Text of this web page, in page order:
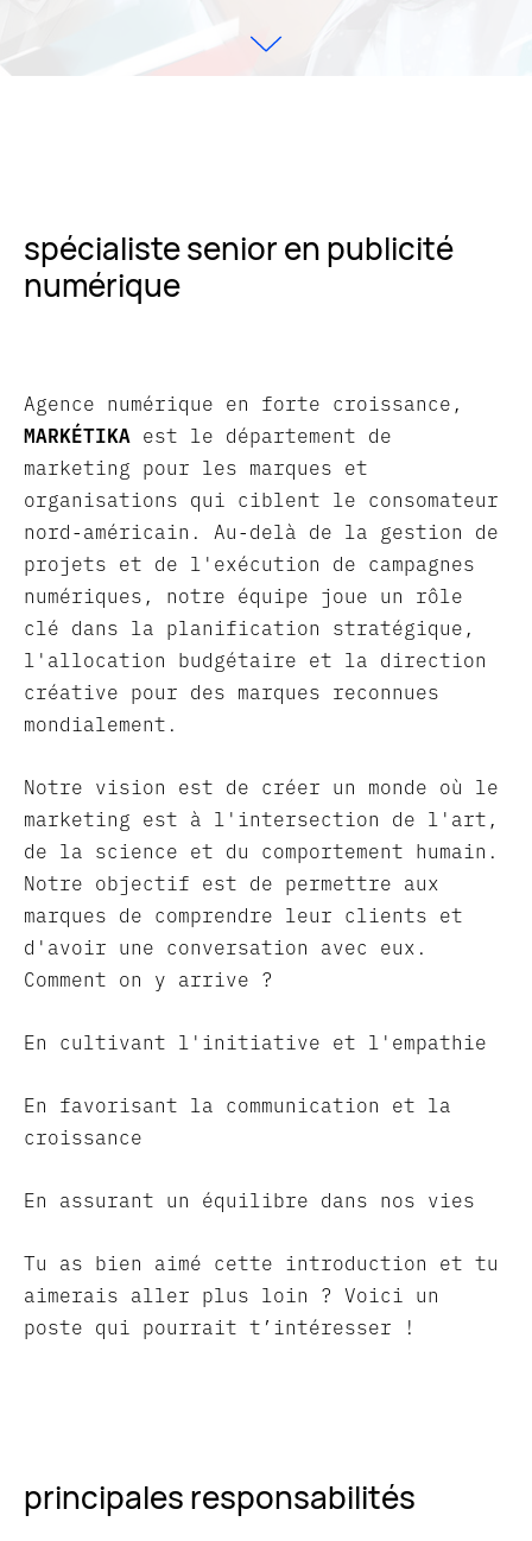
spécialiste senior en publicité
numérique
Agence numérique en forte croissance,
MARKÉTIKA est le département de
marketing pour les marques et
organisations qui ciblent le consomateur
nord-américain. Au-delà de la gestion de
projets et de l'exécution de campagnes
numériques, notre équipe joue un rôle
clé dans la planification stratégique,
l'allocation budgétaire et la direction
créative pour des marques reconnues
mondialement.
Notre vision est de créer un monde où le
marketing est à l'intersection de l'art,
de la science et du comportement humain.
Notre objectif est de permettre aux
marques de comprendre leur clients et
d'avoir une conversation avec eux.
Comment on y arrive ?
En cultivant l'initiative et l'empathie
En favorisant la communication et la
croissance
En assurant un équilibre dans nos vies
Tu as bien aimé cette introduction et tu
aimerais aller plus loin ? Voici un
poste qui pourrait t’intéresser !
principales responsabilités